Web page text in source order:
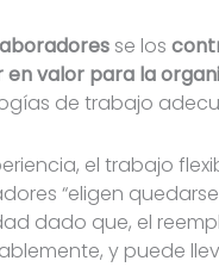
se los
valor para la
de trabajo
el trabajo
“eligen
dado que, el
y puede